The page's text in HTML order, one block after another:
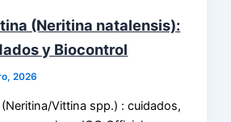
(Neritina natalensis):
y Biocontrol
2026
Vittina spp.) : cuidados,